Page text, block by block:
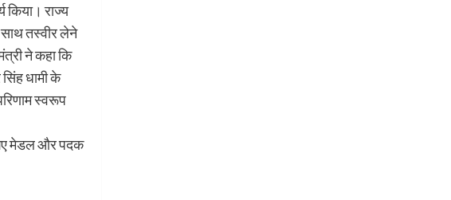
किया। राज्य
साथ तस्वीर लेने
ने कहा कि
धामी के
स्वरूप
गए मेडल और पदक